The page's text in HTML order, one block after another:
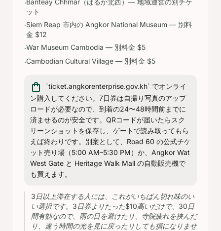
·Banteay Chhmar（はるか北西）— 地域運営の別チケ
ット
·Siem Reap 市内の Angkor National Museum — 別料
金 $12
·War Museum Cambodia — 別料金 $5
·Cambodian Cultural Village — 別料金 $5
shopping_bag
`ticket.angkorenterprise.gov.kh` でオンライ
ン購入してください。7日券は自撮り写真のアップ
ロードが必要なので、到着の24〜48時間前までに
済ませるのが安全です。QRコードが届いたらスク
リーンショットを保存し、ゲートで読み取ってもら
えば終わりです。別案として、Road 60 の公式チケ
ット売り場（5:00 AM–5:30 PM）か、Angkor Wat
West Gate と Heritage Walk Mall の自動販売機で
も買えます。
3日以上滞在する人には、これがいちばん切れ味のい
い選択です。3日券よりたった$10高いだけで、30日
間有効なので、雨の日を避けたり、寺院疲れを挟んだ
り、違う時間の光を見に戻ったりしても損になりませ